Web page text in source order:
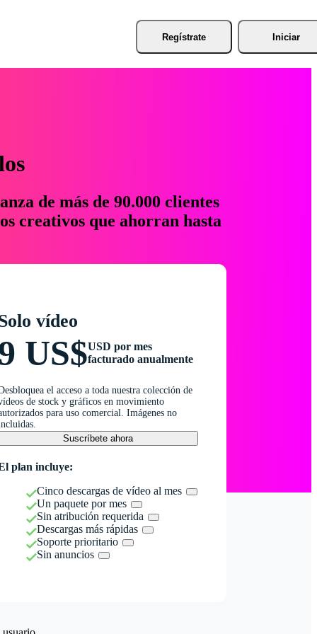
Regístrate Iniciar
de más de 90.000 clientes
creativos que ahorran hasta
vídeo
US$USD por mes
facturado anualmente
el acceso a toda nuestra colección de
de stock y gráficos en movimiento
para uso comercial. Imágenes no
Suscríbete ahora
plan incluye:
Cinco descargas de vídeo al mes
Un paquete por mes
Sin atribución requerida
Descargas más rápidas
Soporte prioritario
Sin anuncios